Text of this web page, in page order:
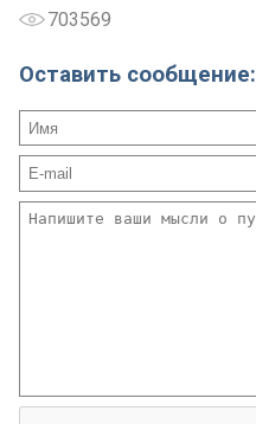
703569
Оставить сообщение: